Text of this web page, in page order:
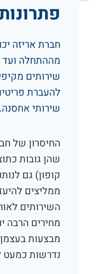
חברת אריזה
מההתחלה ועד
שירותים
להעברת
שירותי אחסנה.
החיסרון של
שהן גובות
ממליצים
השירותים
מחירים הרבה
מבצעות
נדרשות כמעט